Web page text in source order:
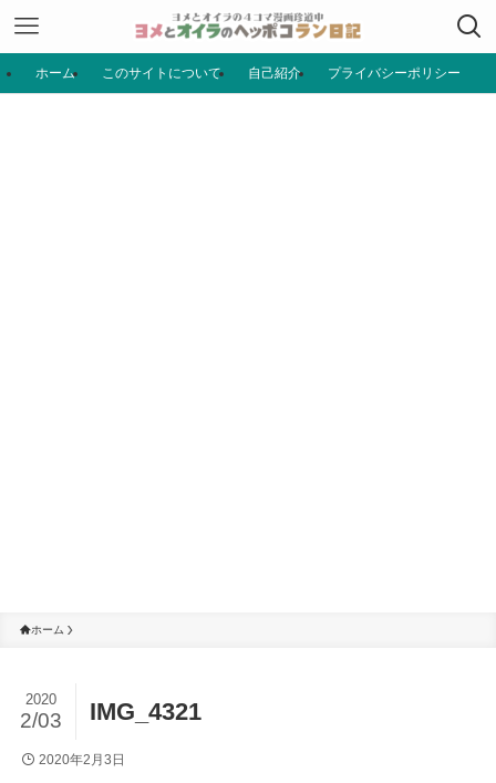
ホーム このサイトについて 自己紹介 プライバシーポリシー
ホーム
IMG_4321
2020
2/03
2020年2月3日